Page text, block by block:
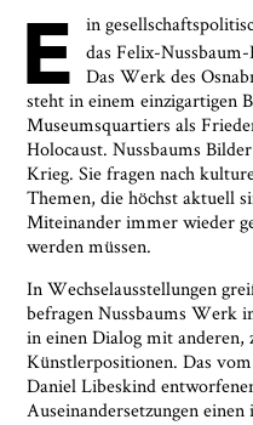
E
in
das Felix-
Das Werk des
steht in einem einzigartigen
Museumsquartiers als
Holocaust. Nussbaums
Krieg. Sie fragen nach
Themen, die höchst aktuell
Miteinander immer wieder
werden müssen.
In Wechselausstellungen
befragen Nussbaums Werk
in einen Dialog mit anderen,
Künstlerpositionen. Das
Daniel Libeskind
Auseinandersetzungen